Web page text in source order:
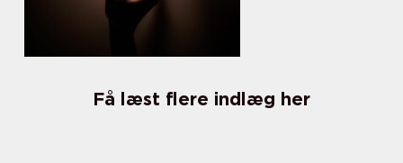
Få læst flere indlæg her